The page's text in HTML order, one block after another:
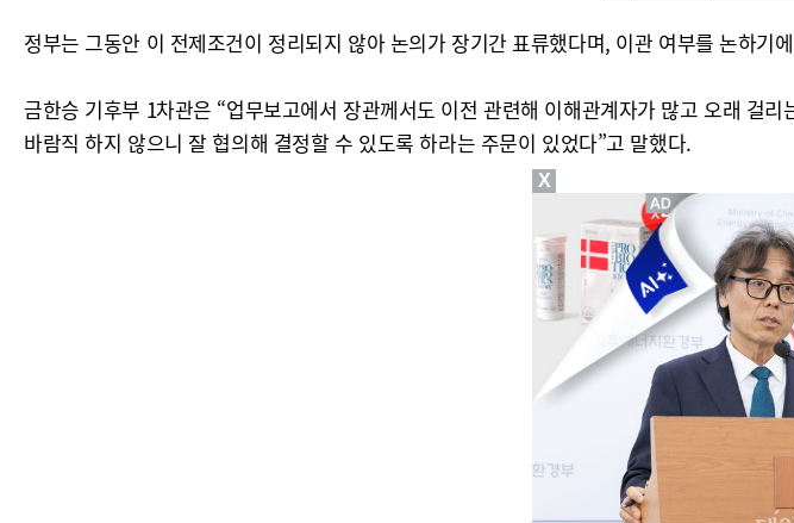
정부는 그동안 이 전제조건이 정리되지 않아 논의가 장기간 표류했다며, 이관 여부를 논하기
금한승 기후부 1차관은 “업무보고에서 장관께서도 이전 관련해 이해관계자가 많고 오래 걸
바람직 하지 않으니 잘 협의해 결정할 수 있도록 하라는 주문이 있었다”고 말했다.
X